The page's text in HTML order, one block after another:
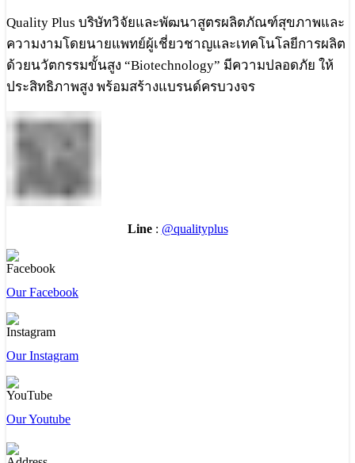
Quality Plus บริษัทวิจัยและพัฒนาสูตรผลิตภัณฑ์สุขภาพและ
ความงามโดยนายแพทย์ผู้เชี่ยวชาญและเทคโนโลยีการผลิต
ด้วยนวัตกรรมขั้นสูง “Biotechnology” มีความปลอดภัย ให้
ประสิทธิภาพสูง พร้อมสร้างแบรนด์ครบวงจร
Line: @qualityplus
Our Facebook
Our Instagram
Our Youtube